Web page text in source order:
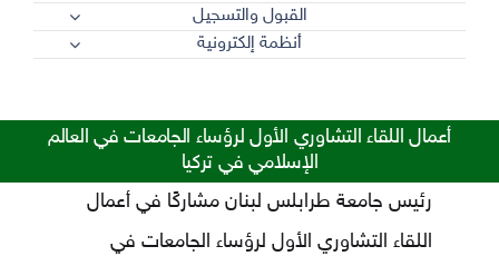
القبول والتسجيل
أنظمة إلكترونية
أعمال اللقاء التشاوري الأول لرؤساء الجامعات في العالم
الإسلامي في تركيا
رئيس جامعة طرابلس لبنان مشاركًا في أعمال
اللقاء التشاوري الأول لرؤساء الجامعات في